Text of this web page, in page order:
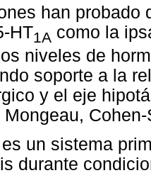
han probado
HT1A como la
niveles de
soporte a la
y el eje
Mongeau,
un sistema
durante